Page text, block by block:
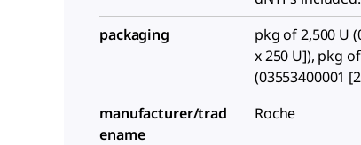
packaging
pkg of 2,500 U
x 250 U]), pkg
(03553400001
manufacturer/trad
ename
Roche